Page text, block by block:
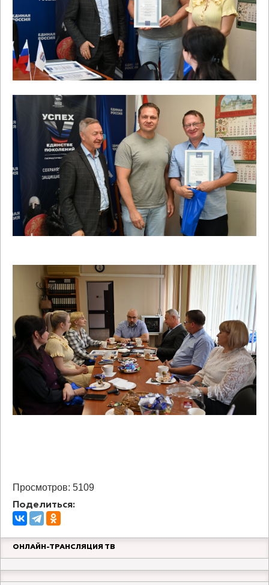
Просмотров: 5109
Поделиться:
ОНЛАЙН-ТРАНСЛЯЦИЯ ТВ